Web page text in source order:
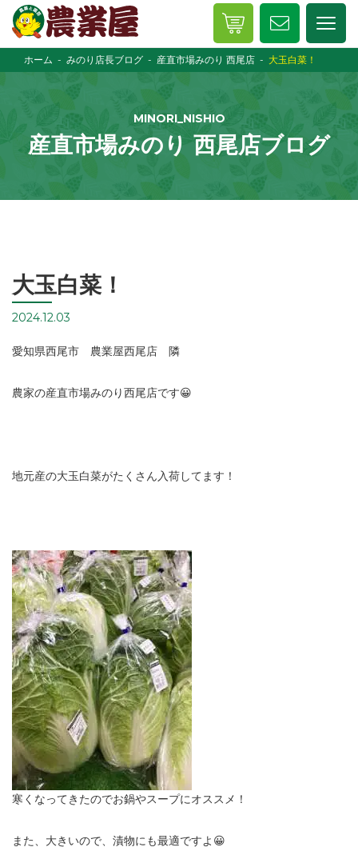
ホーム みのり店長ブログ 産直市場みのり 西尾店 大玉白菜！
MINORI_NISHIO
産直市場みのり 西尾店ブログ
大玉白菜！
2024.12.03
愛知県西尾市 農業屋西尾店 隣
農家の産直市場みのり西尾店です😀
地元産の大玉白菜がたくさん入荷してます！
寒くなってきたのでお鍋やスープにオススメ！
また、大きいので、漬物にも最適ですよ😀